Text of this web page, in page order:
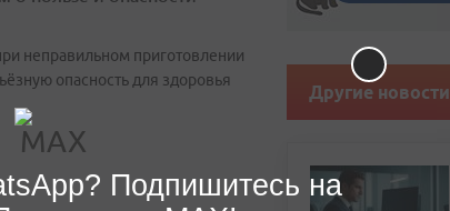
неправильном приготовлении
опасность для здоровья
Другие новости
Подпишитесь на